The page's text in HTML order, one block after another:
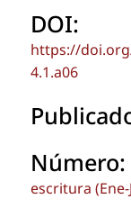
DOI:
https://
4.1.a06
Número:
escritura (Ene-